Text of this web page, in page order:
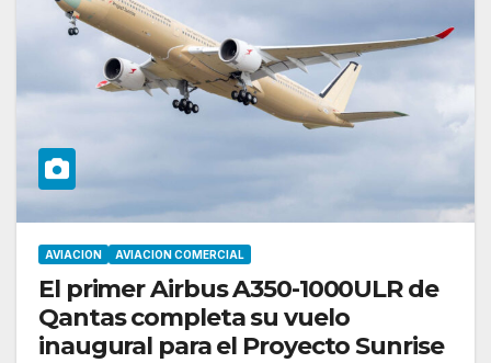
AVIACION AVIACION COMERCIAL
El primer Airbus A350-1000ULR de
Qantas completa su vuelo
inaugural para el Proyecto Sunrise